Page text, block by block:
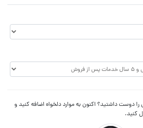
دوست داشتید؟ اکنون به موارد دلخواه اضافه کنید و
کنید.